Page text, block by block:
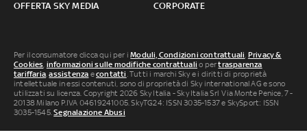
OFFERTA SKY MEDIA CORPORATE
Per il consumatore clicca qui per iModuli, Condizioni contrattuali, Privacy &
Cookies, informazioni sulle modifiche contrattuali o pertrasparenza
tariffaria,assistenza econtatti. Tutti i marchi Sky e i diritti di proprietà
intellettuale in essi contenuti, sono di proprietà di Sky international AG e sono
utilizzati su licenza. Copyright 2026 Sky Italia - Sky Italia Srl Via Monte Penice, 7 -
20138 Milano P.IVA 04619241005. SkyTG24: ISSN 3035-1537 e SkySport: ISSN
3035-1545.Segnalazione Abusi